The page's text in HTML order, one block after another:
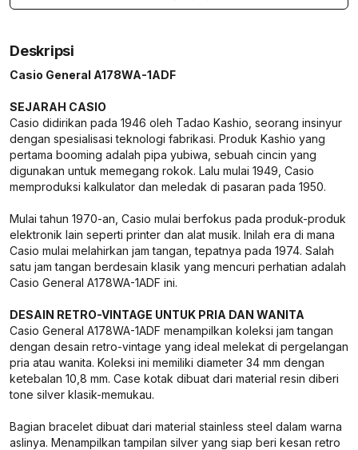
Deskripsi
Casio General A178WA-1ADF
SEJARAH CASIO
Casio didirikan pada 1946 oleh Tadao Kashio, seorang insinyur
dengan spesialisasi teknologi fabrikasi. Produk Kashio yang
pertama booming adalah pipa yubiwa, sebuah cincin yang
digunakan untuk memegang rokok. Lalu mulai 1949, Casio
memproduksi kalkulator dan meledak di pasaran pada 1950.
Mulai tahun 1970-an, Casio mulai berfokus pada produk-produk
elektronik lain seperti printer dan alat musik. Inilah era di mana
Casio mulai melahirkan jam tangan, tepatnya pada 1974. Salah
satu jam tangan berdesain klasik yang mencuri perhatian adalah
Casio General A178WA-1ADF ini.
DESAIN RETRO-VINTAGE UNTUK PRIA DAN WANITA
Casio General A178WA-1ADF menampilkan koleksi jam tangan
dengan desain retro-vintage yang ideal melekat di pergelangan
pria atau wanita. Koleksi ini memiliki diameter 34 mm dengan
ketebalan 10,8 mm. Case kotak dibuat dari material resin diberi
tone silver klasik-memukau.
Bagian bracelet dibuat dari material stainless steel dalam warna
aslinya. Menampilkan tampilan silver yang siap beri kesan retro